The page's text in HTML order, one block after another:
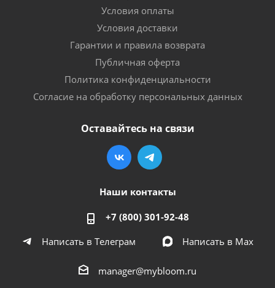
Условия оплаты
Условия доставки
Гарантии и правила возврата
Публичная оферта
Политика конфиденциальности
Согласие на обработку персональных данных
Оставайтесь на связи
Наши контакты
+7 (800) 301-92-48
Написать в Телеграм
Написать в Мах
manager@mybloom.ru